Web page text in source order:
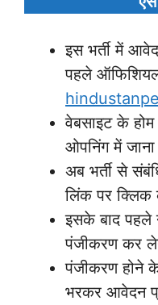
इस भर्ती में
पहले
वेबसाइट के
ओपनिंग में
अब भर्ती से
लिंक पर क्लिक
इसके बाद पहले
पंजीकरण कर
पंजीकरण होने
भरकर आवेदन